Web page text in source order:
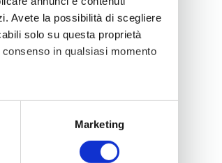
Avete la possibilità di scegliere
solo su questa proprietà
in qualsiasi momento
qualche metro,
specifiche (impronte
Marketing